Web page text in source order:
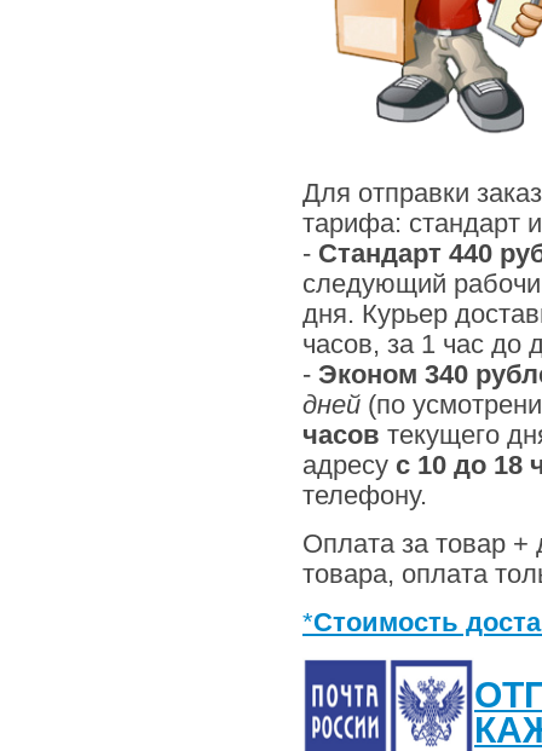
Для отправки
тарифа: стандарт
- Стандарт 440
следующий
дня. Курьер
часов, за 1 час до
- Эконом 340
дней (по
часов текущего
адресу с 10 до 18
телефону.
Оплата за товар +
товара, оплата
*Стоимость